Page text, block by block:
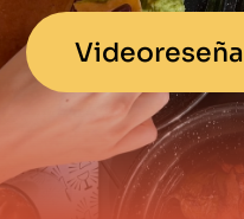
Videoreseña